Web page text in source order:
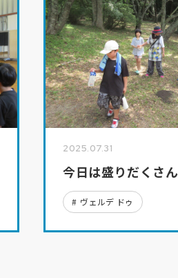
2025.07.31
今日は盛りだくさん
ヴェルデ ドゥ